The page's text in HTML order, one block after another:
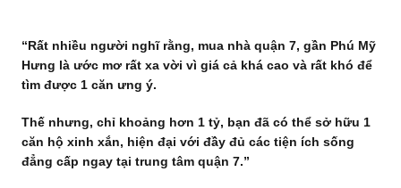
“Rất nhiều người nghĩ rằng, mua nhà quận 7, gần Phú Mỹ
Hưng là ước mơ rất xa vời vì giá cả khá cao và rất khó để
tìm được 1 căn ưng ý.
Thế nhưng, chỉ khoảng hơn 1 tỷ, bạn đã có thể sở hữu 1
căn hộ xinh xắn, hiện đại với đầy đủ các tiện ích sống
đẳng cấp ngay tại trung tâm quận 7.”